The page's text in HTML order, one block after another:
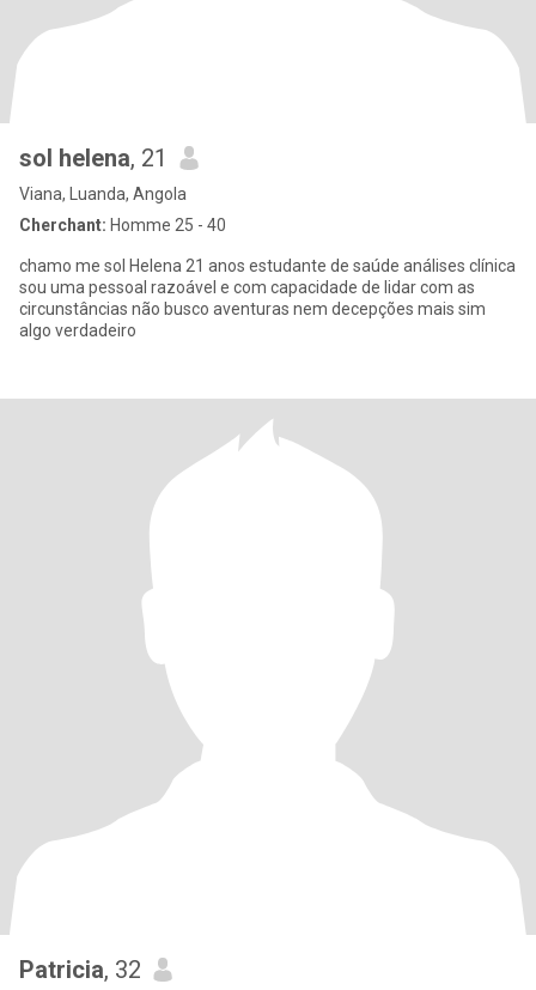
sol helena, 21
Viana, Luanda, Angola
Cherchant: Homme 25 - 40
chamo me sol Helena 21 anos estudante de saúde análises clínica
sou uma pessoal razoável e com capacidade de lidar com as
circunstâncias não busco aventuras nem decepções mais sim
algo verdadeiro
Patricia, 32